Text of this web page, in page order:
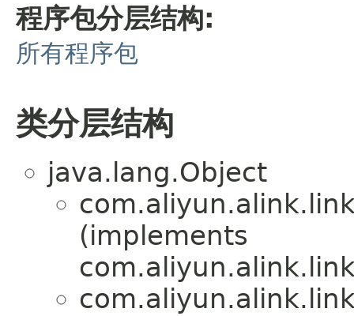
程序包分层结构:
所有程序包
类分层结构
java.lang.Object
(implements